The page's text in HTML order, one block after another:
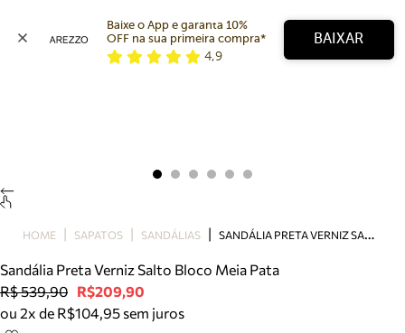
Bolsa
Tamanco
Tênis
Mule
Baixe o App e garanta 10%
OFF na sua primeira compra*
4,9
BAIXAR
HOME SAPATOS SANDÁLIAS S
ANDÁLIA PRETA VERNIZ SALTO BLOCO MEIA PATA
Sandália Preta Verniz Salto Bloco Meia Pata
R$ 539,90 R$209,90
ou 2x de R$104,95 sem juros